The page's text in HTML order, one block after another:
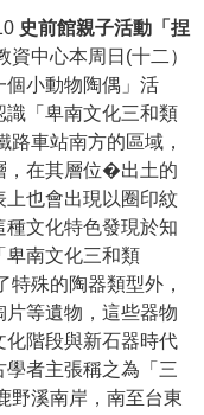
史前館親子活動「捏
資中心本周日(十二）
個小動物陶偶」活
識「卑南文化三和類
車站南方的區域，
，在其層位�出土的
上也會出現以圈印紋
文化特色發現於知
卑南文化三和類
殊的陶器類型外，
等遺物，這些器物
化階段與新石器時代
者主張稱之為「三
野溪南岸，南至台東